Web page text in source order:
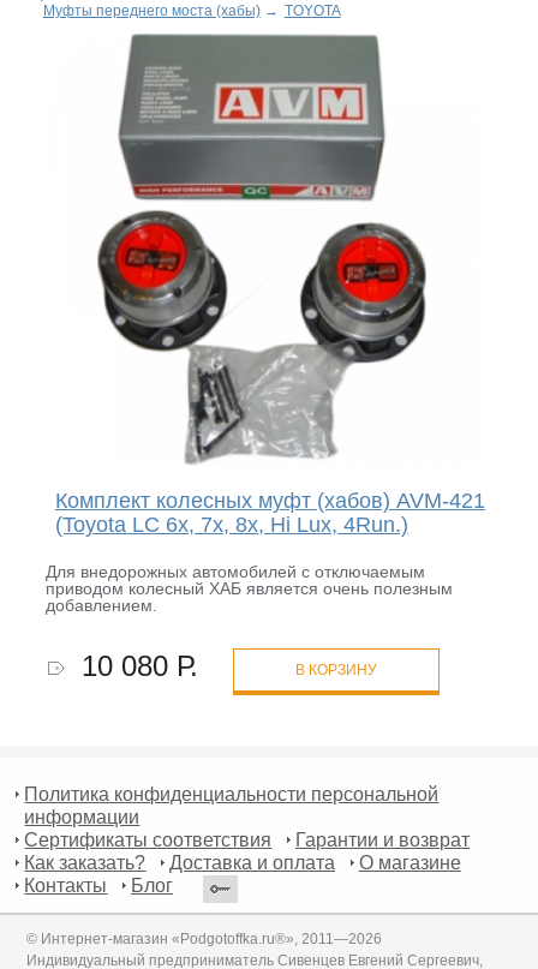
Муфты переднего моста (хабы)→ TOYOTA
Комплект колесных муфт (хабов) AVM-421
(Toyota LC 6x, 7x, 8x, Hi Lux, 4Run.)
Для внедорожных автомобилей с отключаемым
приводом колесный ХАБ является очень полезным
добавлением.
10 080 Р. В КОРЗИНУ
Политика конфиденциальности персональной
информации
Сертификаты соответствия
Гарантии и возврат
Как заказать?
Доставка и оплата
О магазине
Контакты
Блог
© Интернет-магазин «Podgotoffka.ru®», 2011—2026
Индивидуальный предприниматель Сивенцев Евгений Сергеевич,